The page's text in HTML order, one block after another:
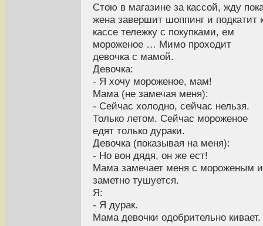
Стою в магазине за кассой, жду
жена завершит шоппинг и подкатит
кассе тележку с покупками, ем
мороженое … Мимо проходит
девочка с мамой.
Девочка:
- Я хочу мороженое, мам!
Мама (не замечая меня):
- Сейчас холодно, сейчас нельзя.
Только летом. Сейчас мороженое
едят только дураки.
Девочка (показывая на меня):
- Но вон дядя, он же ест!
Мама замечает меня с мороженым и
заметно тушуется.
Я:
- Я дурак.
Мама девочки одобрительно кивает.